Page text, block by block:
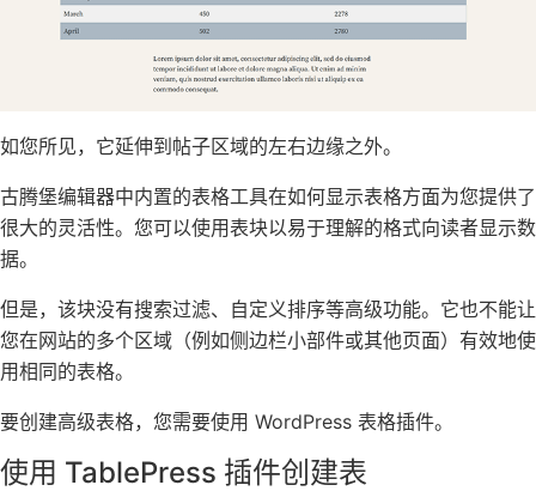
如您所见，它延伸到帖子区域的左右边缘之外。
古腾堡编辑器中内置的表格工具在如何显示表格方面为您提供了
很大的灵活性。您可以使用表块以易于理解的格式向读者显示数
据。
但是，该块没有搜索过滤、自定义排序等高级功能。它也不能让
您在网站的多个区域（例如侧边栏小部件或其他页面）有效地使
用相同的表格。
要创建高级表格，您需要使用 WordPress 表格插件。
使用 TablePress 插件创建表